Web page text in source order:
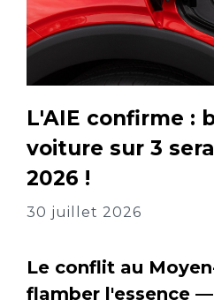
L'AIE confirme :
voiture sur 3
2026 !
30 juillet 2026
Le conflit au
flamber l'essence